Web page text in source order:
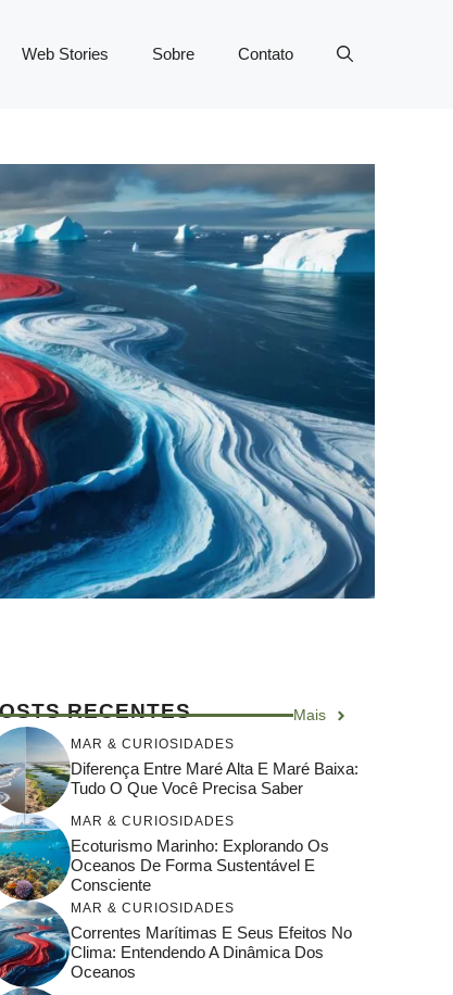
Web Stories Sobre Contato
RECENTES Mais
MAR & CURIOSIDADES
Diferença Entre Maré Alta E Maré Baixa:
Tudo O Que Você Precisa Saber
MAR & CURIOSIDADES
Ecoturismo Marinho: Explorando Os
Oceanos De Forma Sustentável E
Consciente
MAR & CURIOSIDADES
Correntes Marítimas E Seus Efeitos No
Clima: Entendendo A Dinâmica Dos
Oceanos